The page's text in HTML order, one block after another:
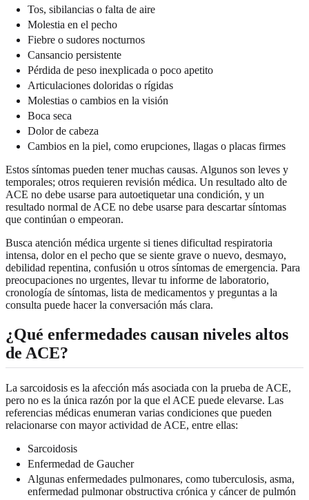
Tos, sibilancias o falta de aire
Molestia en el pecho
Fiebre o sudores nocturnos
Cansancio persistente
Pérdida de peso inexplicada o poco apetito
Articulaciones doloridas o rígidas
Molestias o cambios en la visión
Boca seca
Dolor de cabeza
Cambios en la piel, como erupciones, llagas o placas firmes
Estos síntomas pueden tener muchas causas. Algunos son leves y
temporales; otros requieren revisión médica. Un resultado alto de
ACE no debe usarse para autoetiquetar una condición, y un
resultado normal de ACE no debe usarse para descartar síntomas
que continúan o empeoran.
Busca atención médica urgente si tienes dificultad respiratoria
intensa, dolor en el pecho que se siente grave o nuevo, desmayo,
debilidad repentina, confusión u otros síntomas de emergencia. Para
preocupaciones no urgentes, llevar tu informe de laboratorio,
cronología de síntomas, lista de medicamentos y preguntas a la
consulta puede hacer la conversación más clara.
¿Qué enfermedades causan niveles altos
de ACE?
La sarcoidosis es la afección más asociada con la prueba de ACE,
pero no es la única razón por la que el ACE puede elevarse. Las
referencias médicas enumeran varias condiciones que pueden
relacionarse con mayor actividad de ACE, entre ellas:
Sarcoidosis
Enfermedad de Gaucher
Algunas enfermedades pulmonares, como tuberculosis, asma,
enfermedad pulmonar obstructiva crónica y cáncer de pulmón